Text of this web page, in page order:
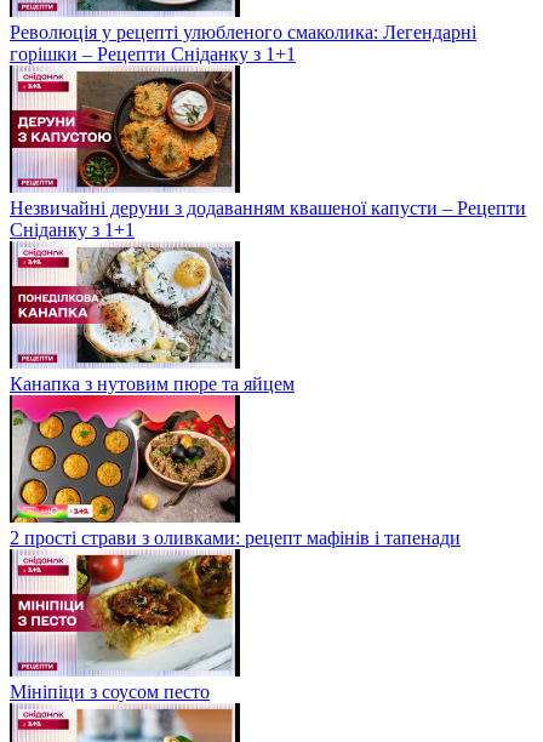
Революція у рецепті улюбленого смаколика: Легендарні
горішки – Рецепти Сніданку з 1+1
Незвичайні деруни з додаванням квашеної капусти – Рецепти
Сніданку з 1+1
Канапка з нутовим пюре та яйцем
2 прості страви з оливками: рецепт мафінів і тапенади
Мініпіци з соусом песто